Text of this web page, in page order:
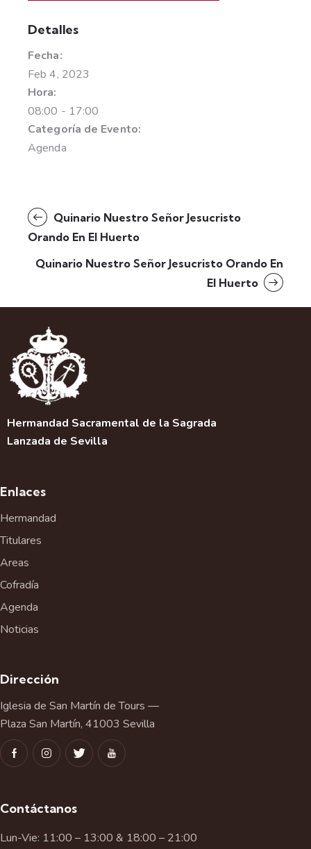
Detalles
Fecha:
Feb 4, 2023
Hora:
08:00 - 17:00
Categoría de Evento:
Agenda
Quinario Nuestro Señor Jesucristo
Orando En El Huerto
Quinario Nuestro Señor Jesucristo Orando En
El Huerto
Hermandad Sacramental de la Sagrada
Lanzada de Sevilla
Enlaces
Hermandad
Titulares
Areas
Cofradía
Agenda
Noticias
Dirección
Iglesia de San Martín de Tours —
Plaza San Martín, 41003 Sevilla
Contáctanos
Lun-Vie: 11:00 – 13:00 & 18:00 – 21:00